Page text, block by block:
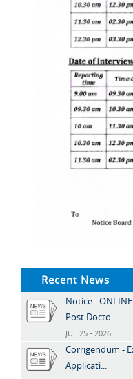
Recent News
Notice -
Post Docto...
JUL 25 - 2026
Corrigendum -
Applicati...